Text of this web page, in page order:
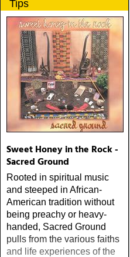
Tips
Sweet Honey in the Rock -
Sacred Ground
Rooted in spiritual music
and steeped in African-
American tradition without
being preachy or heavy-
handed, Sacred Ground
pulls from the various faiths
and life experiences of the